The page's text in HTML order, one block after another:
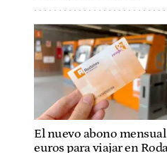
El nuevo abono
euros para viajar en